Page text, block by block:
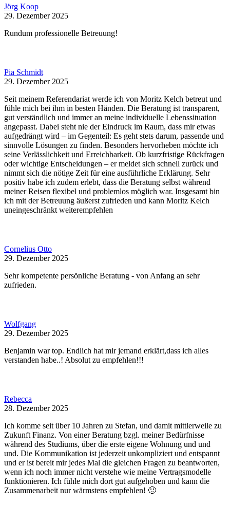
Jörg Koop
29. Dezember 2025
Rundum professionelle Betreuung!
Pia Schmidt
29. Dezember 2025
Seit meinem Referendariat werde ich von Moritz Kelch betreut und
fühle mich bei ihm in besten Händen. Die Beratung ist transparent,
gut verständlich und immer an meine individuelle Lebenssituation
angepasst. Dabei steht nie der Eindruck im Raum, dass mir etwas
aufgedrängt wird – im Gegenteil: Es geht stets darum, passende und
sinnvolle Lösungen zu finden. Besonders hervorheben möchte ich
seine Verlässlichkeit und Erreichbarkeit. Ob kurzfristige Rückfragen
oder wichtige Entscheidungen – er meldet sich schnell zurück und
nimmt sich die nötige Zeit für eine ausführliche Erklärung. Sehr
positiv habe ich zudem erlebt, dass die Beratung selbst während
meiner Reisen flexibel und problemlos möglich war. Insgesamt bin
ich mit der Betreuung äußerst zufrieden und kann Moritz Kelch
uneingeschränkt weiterempfehlen
Cornelius Otto
29. Dezember 2025
Sehr kompetente persönliche Beratung - von Anfang an sehr
zufrieden.
Wolfgang
29. Dezember 2025
Benjamin war top. Endlich hat mir jemand erklärt,dass ich alles
verstanden habe..! Absolut zu empfehlen!!!
Rebecca
28. Dezember 2025
Ich komme seit über 10 Jahren zu Stefan, und damit mittlerweile zu
Zukunft Finanz. Von einer Beratung bzgl. meiner Bedürfnisse
während des Studiums, über die erste eigene Wohnung und und
und. Die Kommunikation ist jederzeit unkompliziert und entspannt
und er ist bereit mir jedes Mal die gleichen Fragen zu beantworten,
wenn ich noch immer nicht verstehe wie meine Vertragsmodelle
funktionieren. Ich fühle mich dort gut aufgehoben und kann die
Zusammenarbeit nur wärmstens empfehlen! 🙂